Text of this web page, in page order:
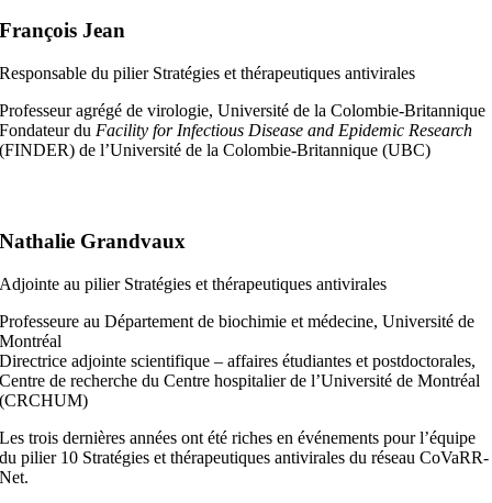
François Jean
Responsable du pilier Stratégies et thérapeutiques antivirales
Professeur agrégé de virologie, Université de la Colombie-Britannique
Fondateur du Facility for Infectious Disease and Epidemic Research
(FINDER) de l’Université de la Colombie-Britannique (UBC)
Nathalie Grandvaux
Adjointe au pilier Stratégies et thérapeutiques antivirales
Professeure au Département de biochimie et médecine, Université de
Montréal
Directrice adjointe scientifique – affaires étudiantes et postdoctorales,
Centre de recherche du Centre hospitalier de l’Université de Montréal
(CRCHUM)
Les trois dernières années ont été riches en événements pour l’équipe
du pilier 10 Stratégies et thérapeutiques antivirales du réseau CoVaRR-
Net.